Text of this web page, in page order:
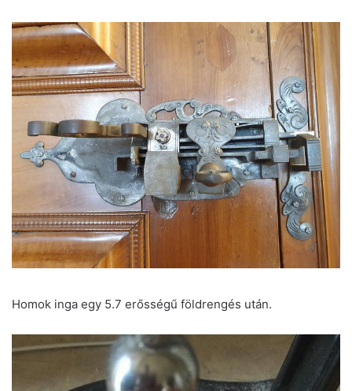
Homok inga egy 5.7 erősségű földrengés után.